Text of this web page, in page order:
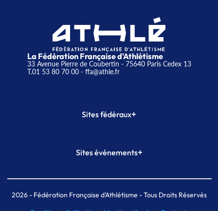
La Fédération Française d'Athlétisme
33 Avenue Pierre de Coubertin - 75640 Paris Cedex 13
T.01 53 80 70 00- ffa@athle.fr
Sites fédéraux+
Plateforme Formation
Sites événements+
Meeting de Paris indoor
MAIF Ekiden de Paris
2026- Fédération Française d'Athlétisme - Tous Droits Réservés